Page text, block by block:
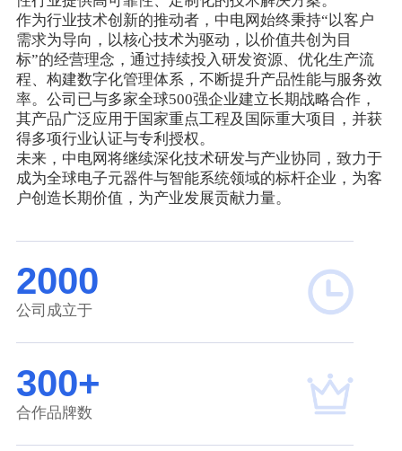
作为行业技术创新的推动者，中电网始终秉持“‌以客户
需求为导向，以核心技术为驱动，以价值共创为目
标‌”的经营理念，通过持续投入研发资源、优化生产流
程、构建数字化管理体系，不断提升产品性能与服务效
率。公司已与多家全球500强企业建立长期战略合作，
其产品广泛应用于国家重点工程及国际重大项目，并获
得多项行业认证与专利授权。
未来，中电网将继续深化技术研发与产业协同，致力于
成为全球电子元器件与智能系统领域的标杆企业，为客
户创造长期价值，为产业发展贡献力量。
2000
公司成立于
300+
合作品牌数